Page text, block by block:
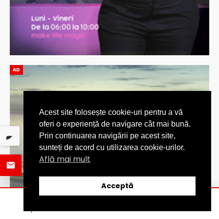
AD
Acest site folosește cookie-uri pentru a vă
oferi o experiență de navigare cât mai bună.
Prin continuarea navigării pe acest site,
sunteți de acord cu utilizarea cookie-urilor.
Află mai mult
Acceptă